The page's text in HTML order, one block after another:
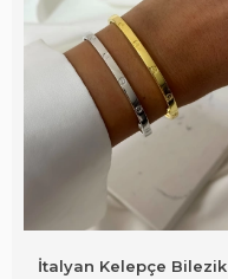
İtalyan Kelepçe Bilezik